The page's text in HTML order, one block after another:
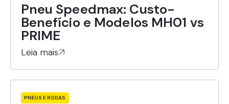
Pneu Speedmax: Custo-
Benefício e Modelos MH01 vs
PRIME
Leia mais
PNEUS E RODAS